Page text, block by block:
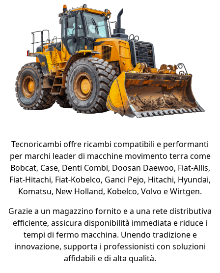
Tecnoricambi offre ricambi compatibili e performanti
per marchi leader di macchine movimento terra come
Bobcat, Case, Denti Combi, Doosan Daewoo, Fiat-Allis,
Fiat-Hitachi, Fiat-Kobelco, Ganci Pejo, Hitachi, Hyundai,
Komatsu, New Holland, Kobelco, Volvo e Wirtgen.
Grazie a un magazzino fornito e a una rete distributiva
efficiente, assicura disponibilità immediata e riduce i
tempi di fermo macchina. Unendo tradizione e
innovazione, supporta i professionisti con soluzioni
affidabili e di alta qualità.